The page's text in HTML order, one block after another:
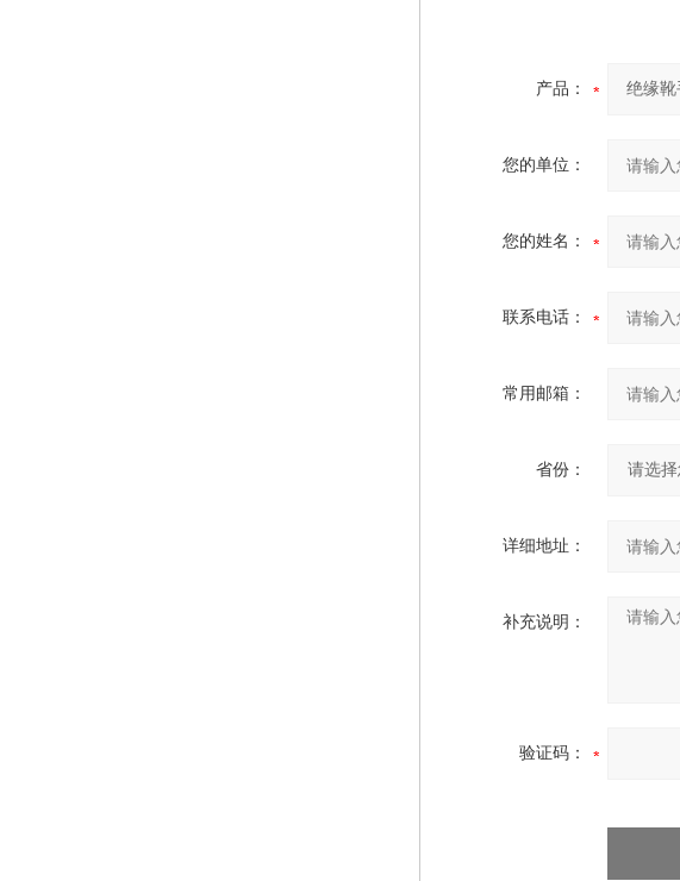
产品：
您的单位：
您的姓名：
联系电话：
常用邮箱：
省份：
详细地址：
补充说明：
验证码：